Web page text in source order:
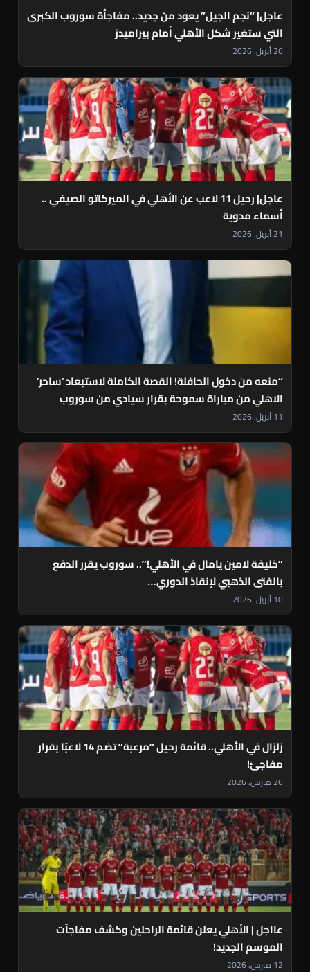
عاجل| “نجم الجيل” يعود من جديد.. مفاجأة سوروب الكبرى
التي ستغير شكل الأهلي أمام بيراميدز
26 أبريل، 2026
عاجل| رحيل 11 لاعب عن الأهلي في الميركاتو الصيفي ..
أسماء مدوية
21 أبريل، 2026
“منعه من دخول الحافلة! القصة الكاملة لاستبعاد ‘ساحر’
الاهلي من مباراة سموحة بقرار سيادي من سوروب
11 أبريل، 2026
“خليفة لامين يامال في الأهلي!”.. سوروب يقرر الدفع
بالفتى الذهبي لإنقاذ الدوري…
10 أبريل، 2026
زلزال في الأهلي.. قائمة رحيل “مرعبة” تضم 14 لاعبًا بقرار
مفاجئ!
26 مارس، 2026
عااجل | الأهلي يعلن قائمة الراحلين وكشف مفاجآت
الموسم الجديد!
12 مارس، 2026